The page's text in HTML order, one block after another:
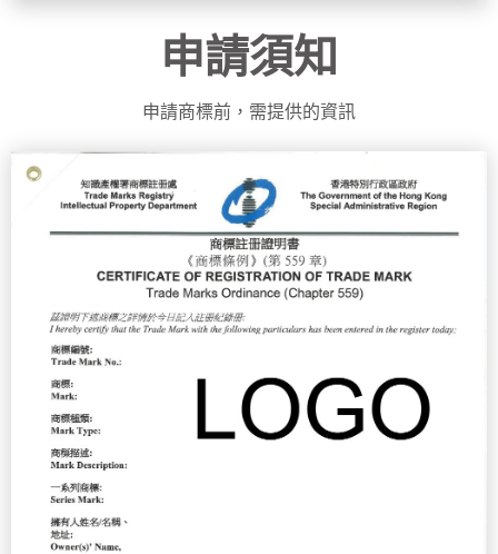
申請須知
申請商標前，需提供的資訊